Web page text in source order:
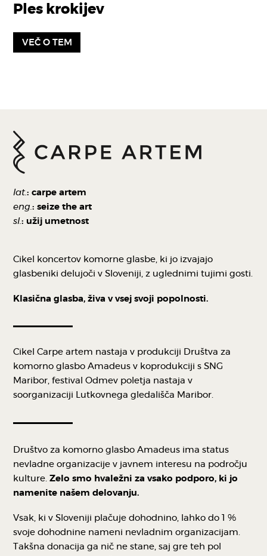
Ples krokijev
VEČ O TEM
lat.: carpe artem
eng.: seize the art
sl.: užij umetnost
Cikel koncertov komorne glasbe, ki jo izvajajo
glasbeniki delujoči v Sloveniji, z uglednimi tujimi gosti.
Klasična glasba, živa v vsej svoji popolnosti.
Cikel Carpe artem nastaja v produkciji Društva za
komorno glasbo Amadeus v koprodukciji s SNG
Maribor, festival Odmev poletja nastaja v
soorganizaciji Lutkovnega gledališča Maribor.
Društvo za komorno glasbo Amadeus ima status
nevladne organizacije v javnem interesu na področju
kulture.Zelo smo hvaležni za vsako podporo, ki jo
namenite našem delovanju.
Vsak, ki v Sloveniji plačuje dohodnino, lahko do 1 %
svoje dohodnine nameni nevladnim organizacijam.
Takšna donacija ga nič ne stane, saj gre teh pol